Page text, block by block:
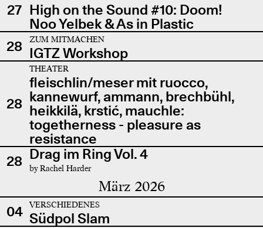
27 High on the Sound #10: Doom!
Noo Yelbek & As in Plastic
28
ZUM MITMACHEN
IGTZ Workshop
28
THEATER
fleischlin/meser mit ruocco,
kannewurf, ammann, brechbühl,
heikkilä, krstić, mauchle:
togetherness - pleasure as
resistance
28 Drag im Ring Vol. 4
by Rachel Harder
März 2026
04 VERSCHIEDENES
Südpol Slam